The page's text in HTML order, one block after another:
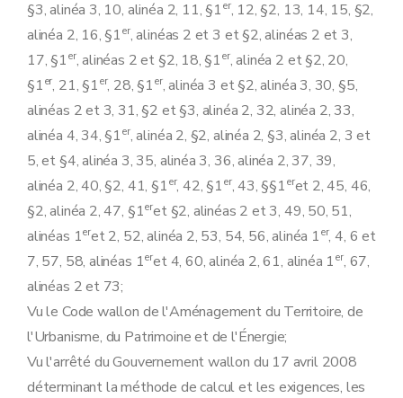
Section 2 Rénovation importante
Art. 16
Section 3 Rénovation simple
Art. 17
Art. 18
Section 4 Changement de destination
Art. 19
Section5
(Systèmes
Art. 19/1
Art.
19/2
Chapitre III Documents procéduraux relatifs aux exigences PEB
Art. 20
Art. 21
Art. 22
Art. 23
Art. 24
Art. 25
Art. 26
Art. 27
Art. 28
Chapitre IV Procédures PEB
Art. 29
§3, alinéa 3, 10, alinéa 2, 11, §1er, 12, §2, 13, 14, 15, §2,
alinéa 2, 16, §1er, alinéas 2 et 3 et §2, alinéas 2 et 3,
17, §1er, alinéas 2 et §2, 18, §1er, alinéa 2 et §2, 20,
§1er, 21, §1er, 28, §1er, alinéa 3 et §2, alinéa 3, 30, §5,
alinéas 2 et 3, 31, §2 et §3, alinéa 2, 32, alinéa 2, 33,
alinéa 4, 34, §1er, alinéa 2, §2, alinéa 2, §3, alinéa 2, 3 et
5, et §4, alinéa 3, 35, alinéa 3, 36, alinéa 2, 37, 39,
alinéa 2, 40, §2, 41, §1er, 42, §1er, 43, §§1eret 2, 45, 46,
§2, alinéa 2, 47, §1eret §2, alinéas 2 et 3, 49, 50, 51,
alinéas 1eret 2, 52, alinéa 2, 53, 54, 56, alinéa 1er, 4, 6 et
7, 57, 58, alinéas 1eret 4, 60, alinéa 2, 61, alinéa 1er, 67,
alinéas 2 et 73;
Vu le Code wallon de l'Aménagement du Territoire, de
l'Urbanisme, du Patrimoine et de l'Énergie;
Vu l'arrêté du Gouvernement wallon du 17 avril 2008
déterminant la méthode de calcul et les exigences, les